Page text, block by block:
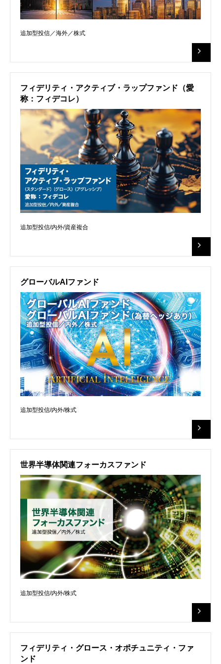
追加型投信／海外／株式
フィデリティ・アクティブ・ラップファンド（愛
称：フィデコレ）
追加型投信/内外/資産複合
グローバルAIファンド
追加型投信/内外/株式
世界半導体関連フォーカスファンド
追加型投信/内外/株式
フィデリティ・グロース・オポチュニティ・ファ
ンド